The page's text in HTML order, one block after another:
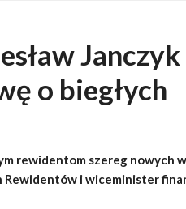
Janczyk
o biegłych
rewidentom szereg nowych
Rewidentów i wiceminister